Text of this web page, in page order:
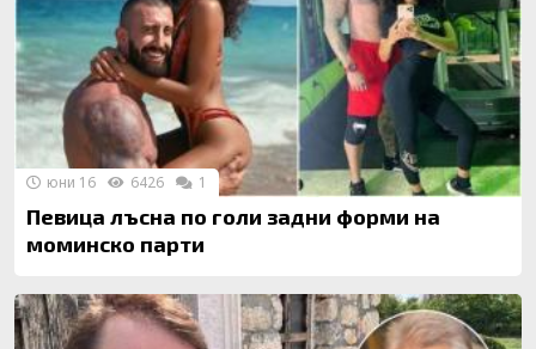
Певица лъсна по голи задни форми на
моминско парти
юни 16 6426 1